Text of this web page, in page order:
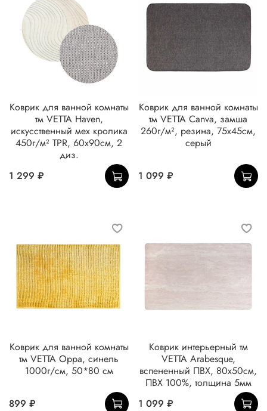
Коврик для ванной комнаты
тм VETTA Haven,
искусственный мех кролика
450г/м² TPR, 60х90см, 2
диз.
1 299 ₽
Коврик для ванной комнаты
тм VETTA Canva, замша
260г/м², резина, 75х45см,
серый
1 099 ₽
Коврик для ванной комнаты
тм VETTA Орра, синель
1000г/см, 50*80 см
899 ₽
Коврик интерьерный тм
VETTA Arabesque,
вспененный ПВХ, 80x50см,
ПВХ 100%, толщина 5мм
1 099 ₽